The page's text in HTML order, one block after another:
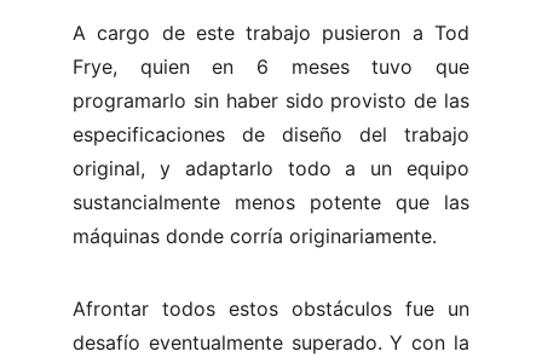
A cargo de este trabajo pusieron a Tod
Frye, quien en 6 meses tuvo que
programarlo sin haber sido provisto de las
especificaciones de diseño del trabajo
original, y adaptarlo todo a un equipo
sustancialmente menos potente que las
máquinas donde corría originariamente.
Afrontar todos estos obstáculos fue un
desafío eventualmente superado. Y con la